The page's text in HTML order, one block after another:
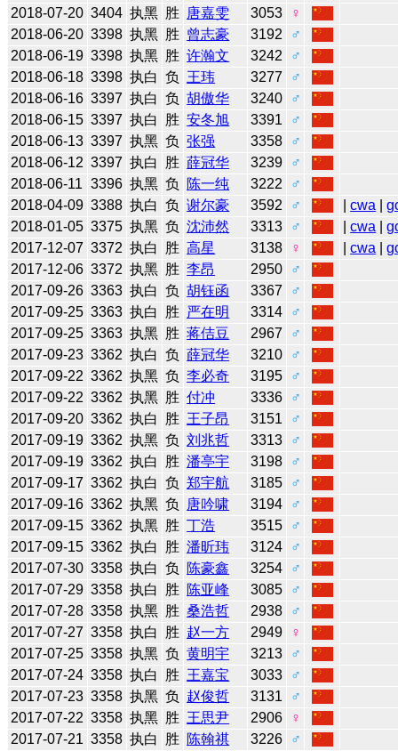
2018-07-20 3404 执黑 胜 唐嘉雯 3053
♀
2018-06-20 3398 执黑 胜 曾志豪 3192
♂
2018-06-19 3398 执黑 胜 许瀚文 3242
♂
2018-06-18 3398 执白 负 王玮 3277
♂
2018-06-16 3397 执白 负 胡傲华 3240
♂
2018-06-15 3397 执白 胜 安冬旭 3391
♂
2018-06-13 3397 执黑 负 张强 3358
♂
2018-06-12 3397 执白 胜 薛冠华 3239
♂
2018-06-11 3396 执黑 负 陈一纯 3222
♂
2018-04-09 3388 执白 负 谢尔豪 3592 ♂ |cwa |
2018-01-05 3375 执黑 负 沈沛然 3313 ♂ |cwa |
2017-12-07 3372 执白 胜 高星 3138 ♀ |cwa |
2017-12-06 3372 执黑 胜 李昂 2950
♂
2017-09-26 3363 执白 负 胡钰函 3367
♂
2017-09-25 3363 执白 胜 严在明 3314
♂
2017-09-25 3363 执黑 胜 蒋佶豆 2967
♂
2017-09-23 3362 执白 负 薛冠华 3210
♂
2017-09-22 3362 执黑 负 李必奇 3195
♂
2017-09-22 3362 执黑 胜 付冲 3336
♂
2017-09-20 3362 执白 胜 王子昂 3151
♂
2017-09-19 3362 执黑 负 刘兆哲 3313
♂
2017-09-19 3362 执白 胜 潘亭宇 3198
♂
2017-09-17 3362 执白 负 郑宇航 3185
♂
2017-09-16 3362 执黑 负 唐吟啸 3194
♂
2017-09-15 3362 执黑 胜 丁浩 3515
♂
2017-09-15 3362 执白 胜 潘昕玮 3124
♂
2017-07-30 3358 执白 负 陈豪鑫 3254
♂
2017-07-29 3358 执白 胜 陈亚峰 3085
♂
2017-07-28 3358 执黑 胜 桑浩哲 2938
♂
2017-07-27 3358 执白 胜 赵一方 2949
♀
2017-07-25 3358 执黑 负 黄明宇 3213
♂
2017-07-24 3358 执白 胜 王嘉宝 3033
♂
2017-07-23 3358 执黑 负 赵俊哲 3131
♂
2017-07-22 3358 执黑 胜 王思尹 2906
♀
2017-07-21 3358 执白 胜 陈翰祺 3226 ♂